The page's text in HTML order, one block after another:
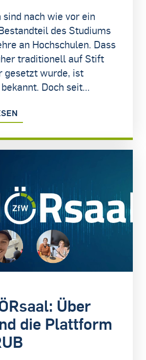
sind nach wie vor ein
des Studiums
an Hochschulen. Dass
traditionell auf Stift
gesetzt wurde, ist
Doch seit...
Über
die Plattform